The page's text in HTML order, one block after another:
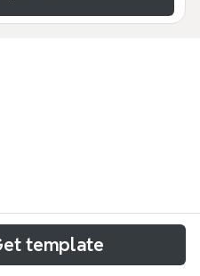
ESTRUCTURADO
template